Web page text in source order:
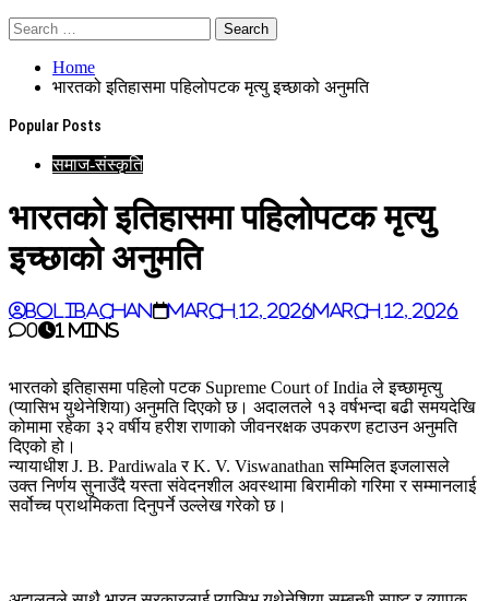
Home
भारतको इतिहासमा पहिलोपटक मृत्यु इच्छाको अनुमति
Popular Posts
समाज-संस्कृति
भारतको इतिहासमा पहिलोपटक मृत्यु
इच्छाको अनुमति
BoliBachan March 12, 2026March 12, 2026
0
1 mins
भारतको इतिहासमा पहिलो पटक Supreme Court of India ले इच्छामृत्यु
(प्यासिभ युथेनेशिया) अनुमति दिएको छ। अदालतले १३ वर्षभन्दा बढी समयदेखि
कोमामा रहेका ३२ वर्षीय हरीश राणाको जीवनरक्षक उपकरण हटाउन अनुमति
दिएको हो।
न्यायाधीश J. B. Pardiwala र K. V. Viswanathan सम्मिलित इजलासले
उक्त निर्णय सुनाउँदै यस्ता संवेदनशील अवस्थामा बिरामीको गरिमा र सम्मानलाई
सर्वोच्च प्राथमिकता दिनुपर्ने उल्लेख गरेको छ।